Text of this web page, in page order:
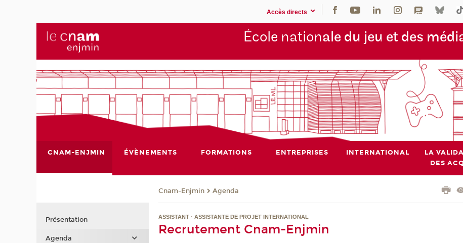
Accès directs
École nationale du jeu et des
CNAM-ENJMIN ÉVÈNEMENTS FORMATIONS ENTREPRISES INTERNATIONAL
LA
DES
Cnam-Enjmin Agenda
ASSISTANT · ASSISTANTE DE PROJET INTERNATIONAL
Recrutement Cnam-Enjmin
Présentation
Agenda